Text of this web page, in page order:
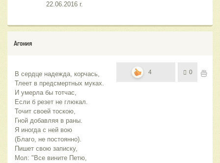
                22.06.2016 г.
Агония
В сердце надежда, корчась,
Тлеет в предсмертных муках.
И умерла бы тотчас,
Если б резет не глюкал.
Точит своей тоскою,
Гной добавляя в раны.
Я иногда с ней вою
(Благо, не постоянно).
Пишет свою записку,
Мол: "Все вините Петю,
4 0